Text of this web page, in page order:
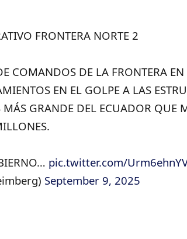
FRONTERA NORTE 2
COMANDOS DE LA FRONTERA EN
EN EL GOLPE A LAS
GRANDE DEL ECUADOR QUE
pic.twitter.com/
September 9, 2025